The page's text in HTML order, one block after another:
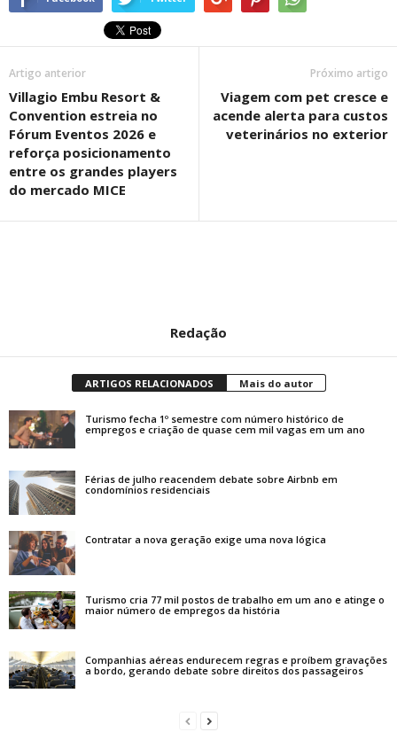
Artigo anterior
Villagio Embu Resort &
Convention estreia no
Fórum Eventos 2026 e
reforça posicionamento
entre os grandes players
do mercado MICE
Próximo artigo
Viagem com pet cresce e
acende alerta para custos
veterinários no exterior
Redação
ARTIGOS RELACIONADOS Mais do autor
Turismo fecha 1º semestre com número histórico de
empregos e criação de quase cem mil vagas em um ano
Férias de julho reacendem debate sobre Airbnb em
condomínios residenciais
Contratar a nova geração exige uma nova lógica
Turismo cria 77 mil postos de trabalho em um ano e atinge o
maior número de empregos da história
Companhias aéreas endurecem regras e proíbem gravações
a bordo, gerando debate sobre direitos dos passageiros